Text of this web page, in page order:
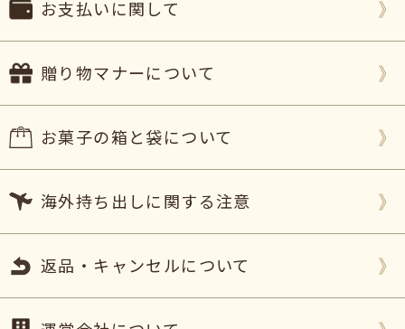
お支払いに関して
贈り物マナーについて
お菓子の箱と袋について
海外持ち出しに関する注意
返品・キャンセルについて